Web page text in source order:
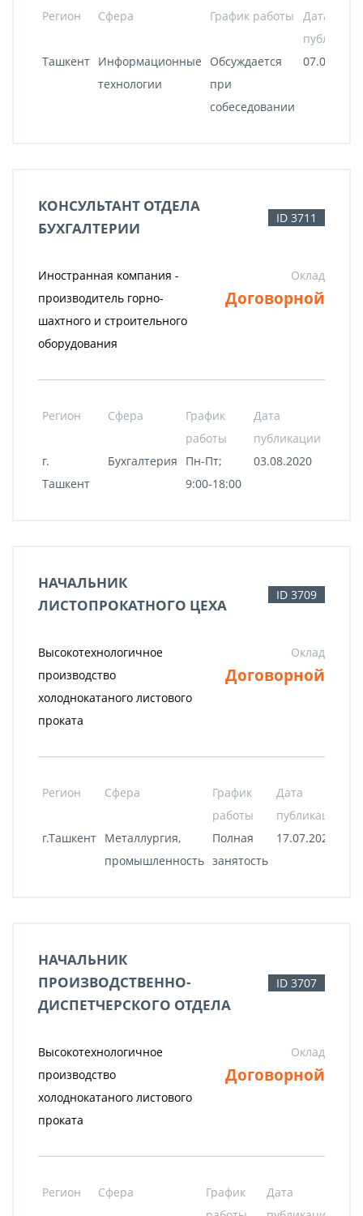
Регион Сфера График работы
Дата
Ташкент Информационные
технологии
Обсуждается
при
собеседовании
07.08.2020
КОНСУЛЬТАНТ ОТДЕЛА
БУХГАЛТЕРИИ
ID 3711
Иностранная компания -
производитель горно-
шахтного и строительного
оборудования
Оклад
Договорной
Регион Сфера
График
работы
Дата
публикации
г.
Ташкент
Бухгалтерия
Пн-Пт;
9:00-18:00
03.08.2020
НАЧАЛЬНИК
ЛИСТОПРОКАТНОГО ЦЕХА
ID 3709
Высокотехнологичное
производство
холоднокатаного листового
проката
Оклад
Договорной
Регион Сфера
График
работы
Дата
публикации
г.Ташкент Металлургия,
промышленность
Полная
занятость
17.07.2020
НАЧАЛЬНИК
ПРОИЗВОДСТВЕННО-
ДИСПЕТЧЕРСКОГО ОТДЕЛА
ID 3707
Высокотехнологичное
производство
холоднокатаного листового
проката
Оклад
Договорной
Регион Сфера
График
Дата